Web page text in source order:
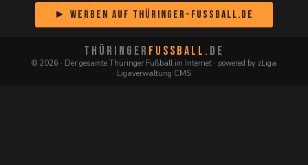
► Werben auf Thüringer-Fussball.de
THÜRINGER FUSSBALL .DE
© 2026 · Der gesamte Thüringer Fußball im Internet · powered by zLiga
Ligaverwaltung CMS